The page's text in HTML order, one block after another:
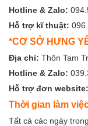
Hotline & Zalo:
Hỗ trợ kĩ thuật:
*CƠ SỞ HƯNG
Địa chỉ: Thôn Tam
Hotline & Zalo:
Hỗ trợ đơn website:
Thời gian làm
Tất cả các ngày